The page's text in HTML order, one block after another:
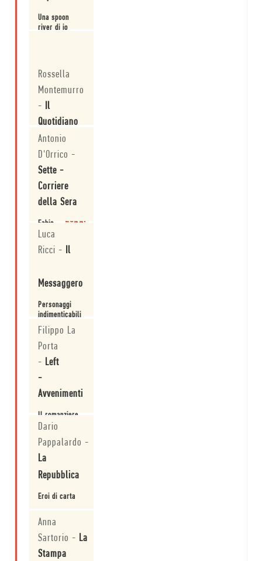
Una spoon
river di io
Rossella
Montemurro
- Il
Quotidiano
della
Basilicata
Una lettura
imperdibile per
della
Leggi
Antonio
D'Orrico -
Sette -
Corriere
della Sera
Fabio
Stassi
stilato
una
e
raccomandabilissima
di
personaggi
Luca
Ricci - Il
Messaggero
Personaggi
indimenticabili
anche nelle
loro felici
resurrezioni.
Filippo La
Porta
- Left
-
Avvenimenti
Il romanziere
Stassi fa della
lettore
un'occasione
letteratura.
sorprendente.
Dario
Pappalardo -
La
Repubblica
Eroi di carta
Anna
Sartorio - La
Stampa